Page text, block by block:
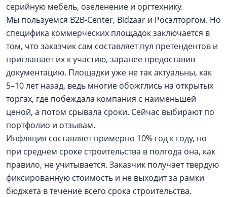
серийную мебель, озеленение и оргтехнику.
Мы пользуемся B2B-Center, Bidzaar и Росэлторгом. Но
специфика коммерческих площадок заключается в
том, что заказчик сам составляет пул претендентов и
приглашает их к участию, заранее предоставив
документацию. Площадки уже не так актуальны, как
5–10 лет назад, ведь многие обожглись на открытых
торгах, где побеждала компания с наименьшей
ценой, а потом срывала сроки. Сейчас выбирают по
портфолио и отзывам.
Инфляция составляет примерно 10% год к году, но
при среднем сроке строительства в полгода она, как
правило, не учитывается. Заказчик получает твердую
фиксированную стоимость и не выходит за рамки
бюджета в течение всего срока строительства.